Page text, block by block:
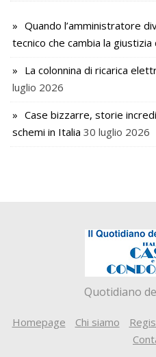
Quando l’amministratore
tecnico che cambia la giustizia
La colonnina di ricarica
luglio 2026
Case bizzarre, storie
schemi in Italia 30 luglio 2026
Quotidiano
Homepage Chi siamo